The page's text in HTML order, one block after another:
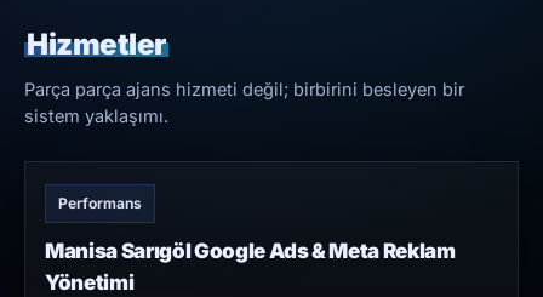
Hizmetler
Parça parça ajans hizmeti değil; birbirini besleyen bir
sistem yaklaşımı.
Performans
Manisa Sarıgöl Google Ads & Meta Reklam
Yönetimi